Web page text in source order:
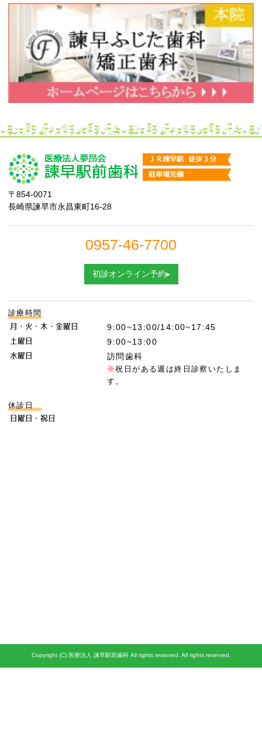
〒854-0071
長崎県諫早市永昌東町16-28
0957-46-7700
初診オンライン予約▸
診療時間
月・火・木・金曜日 9:00~13:00/14:00~17:45
土曜日 9:00~13:00
水曜日 訪問歯科
※祝日がある週は終日診察いたしま
す。
休診日
日曜日・祝日
Copyright (C) 医療法人 諫早駅前歯科 All rights reserved. All rights reserved.